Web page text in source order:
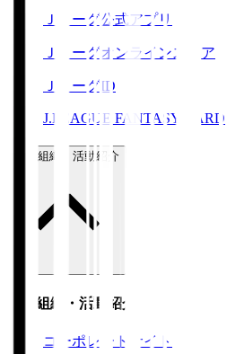
Ｊリーグ公式アプリ
Ｊリーグオンラインストア
ＪリーグID
J.LEAGUE FANTASY CARD
運営組織・活動紹介
運営組織・活動紹介
コーポレートサイト